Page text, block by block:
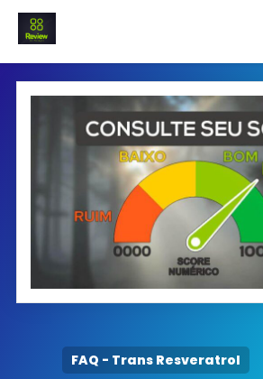
INICIO
Termo e Condições
Política Privacidade
SOBRE NÓS
FAQ - Trans Resveratrol